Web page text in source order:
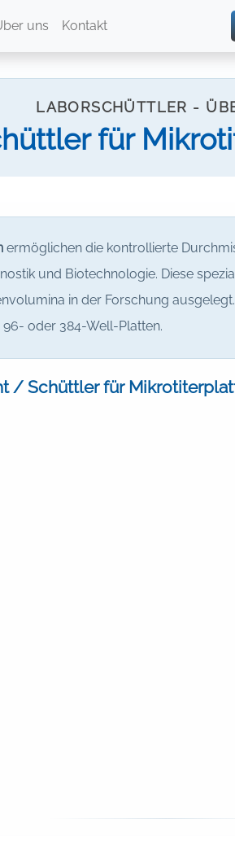
uns Kontakt
LABORSCHÜTTLER -
für
ermöglichen die kontrollierte
und Biotechnologie. Diese
in der Forschung
oder 384-Well-Platten.
/ Schüttler für